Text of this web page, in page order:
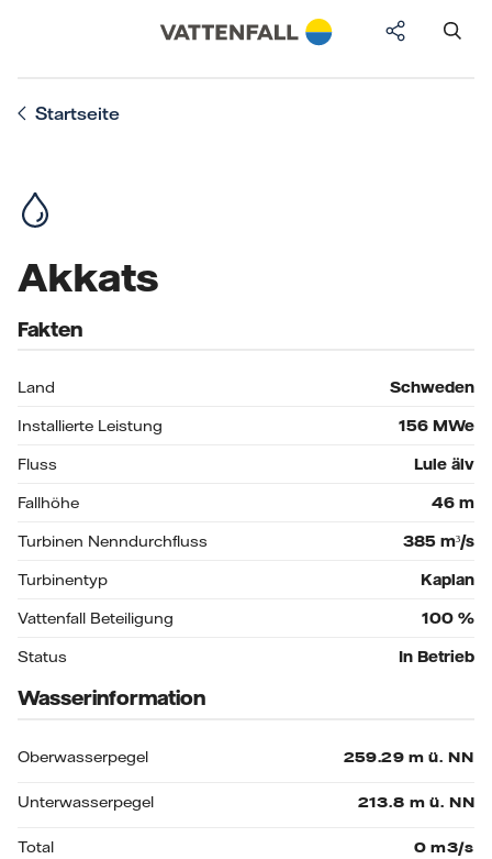
Startseite
Akkats
Fakten
Land
Schweden
Installierte Leistung
156 MWe
Fluss
Lule älv
Fallhöhe
46 m
Turbinen Nenndurchfluss
385 m³/s
Turbinentyp
Kaplan
Vattenfall Beteiligung
100 %
Status
In Betrieb
Wasserinformation
Oberwasserpegel
Unterwasserpegel
Total